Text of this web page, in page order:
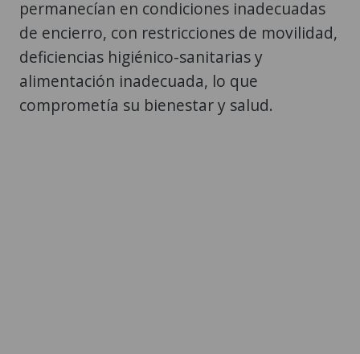
permanecían en condiciones inadecuadas
de encierro, con restricciones de movilidad,
deficiencias higiénico-sanitarias y
alimentación inadecuada, lo que
comprometía su bienestar y salud.